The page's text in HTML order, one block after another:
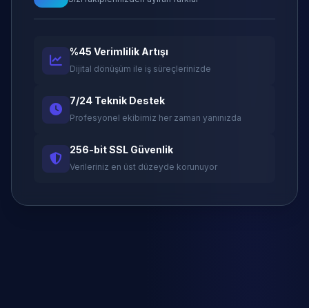
%45 Verimlilik Artışı
Dijital dönüşüm ile iş süreçlerinizde
7/24 Teknik Destek
Profesyonel ekibimiz her zaman yanınızda
256-bit SSL Güvenlik
Verileriniz en üst düzeyde korunuyor